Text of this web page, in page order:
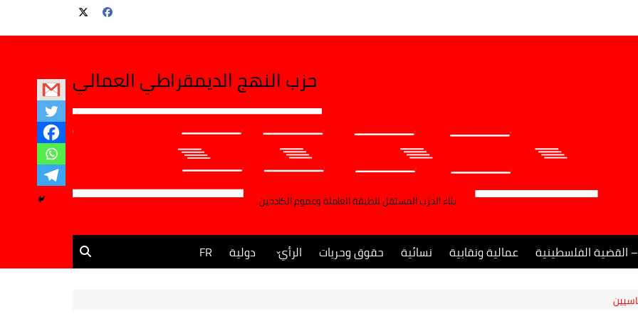
حزب النهج الديمقراطي العمالي
بناء الحزب المستقل للطبقة العاملة وعموم الكادحين
– القضية الفلسطينية عمالية ونقابية نسائية حقوق وحريات الرأي دولية FR